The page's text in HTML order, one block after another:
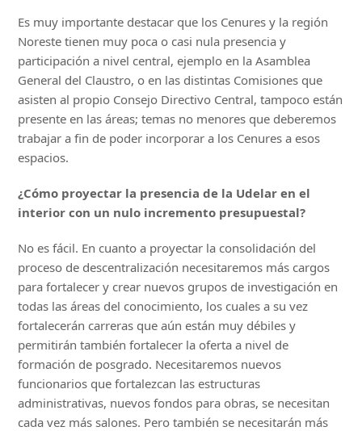
Es muy importante destacar que los Cenures y la región
Noreste tienen muy poca o casi nula presencia y
participación a nivel central, ejemplo en la Asamblea
General del Claustro, o en las distintas Comisiones que
asisten al propio Consejo Directivo Central, tampoco están
presente en las áreas; temas no menores que deberemos
trabajar a fin de poder incorporar a los Cenures a esos
espacios.
¿Cómo proyectar la presencia de la Udelar en el
interior con un nulo incremento presupuestal?
No es fácil. En cuanto a proyectar la consolidación del
proceso de descentralización necesitaremos más cargos
para fortalecer y crear nuevos grupos de investigación en
todas las áreas del conocimiento, los cuales a su vez
fortalecerán carreras que aún están muy débiles y
permitirán también fortalecer la oferta a nivel de
formación de posgrado. Necesitaremos nuevos
funcionarios que fortalezcan las estructuras
administrativas, nuevos fondos para obras, se necesitan
cada vez más salones. Pero también se necesitarán más